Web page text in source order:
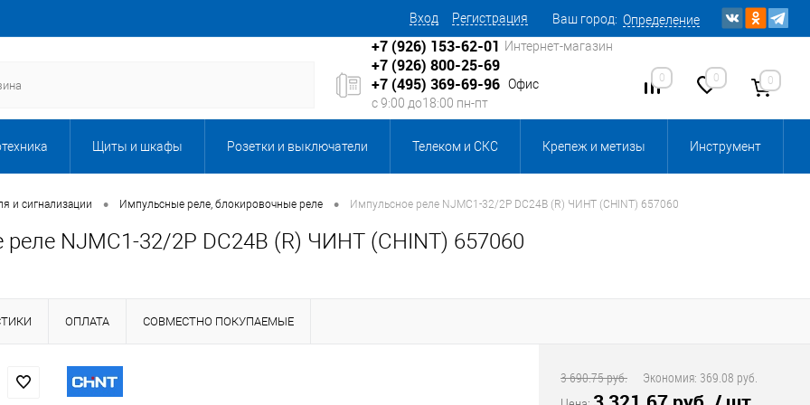
Вход Регистрация Ваш город: Определение
+7 (926) 153-62-01 Интернет-магазин
+7 (926) 800-25-69
+7 (495) 369-69-96 Офис
с 9:00 до18:00 пн-пт
0 0 0
Щиты и шкафы Розетки и выключатели Телеком и СКС Крепеж и метизы Инструмент
Бытовая техника Запорная и регулирующая арматура Источники питания Кабеленесущие системы
Каталог подарков Клининговое оборудование, инвентарь и комплектующие, бытовая химия
Оборудование 6-10кВ
и сигнализации • Импульсные реле, блокировочные реле • Импульсное реле NJMC1-32/2P DC24В (R) ЧИНТ (CHINT) 657060
реле NJMC1-32/2P DC24В (R) ЧИНТ (CHINT) 657060
ОПЛАТА СОВМЕСТНО ПОКУПАЕМЫЕ
3 690.75 руб. Экономия: 369.08 руб.